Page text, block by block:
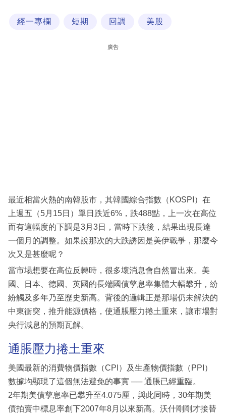
區
經一專欄 短期 回調 美股
廣告
最近相當火熱的南韓股市，其韓國綜合指數（KOSPI）在
上週五（5月15日）單日跌近6%，跌488點，上一次在高位
而有這幅度的下調是3月3日，當時下跌後，結果出現長達
一個月的調整。如果說那次的大跌誘因是美伊戰爭，那麼今
次又是甚麼呢？
當市場想要在高位反轉時，很多壞消息會自然冒出來。美
國、日本、德國、英國的長端國債孳息率集體大幅攀升，紛
紛觸及多年乃至歷史新高。背後的邏輯正是那場仍未解決的
中東衝突，推升能源價格，使通脹壓力捲土重來，讓市場對
央行減息的預期瓦解。
通脹壓力捲土重來
美國最新的消費物價指數（CPI）及生產物價指數（PPI）
數據均顯現了這個無法避免的事實 ── 通脹已經重臨。
2年期美債孳息率已攀升至4.075厘，與此同時，30年期美
債拍賣中標息率創下2007年8月以來新高。沃什剛剛才接替